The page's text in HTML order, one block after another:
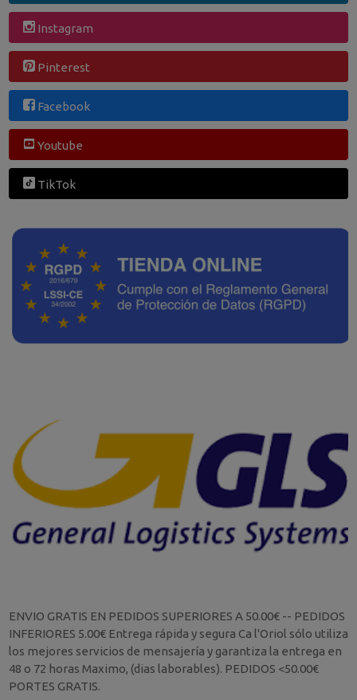
Instagram
Pinterest
Facebook
Youtube
TikTok
ENVIO GRATIS EN PEDIDOS SUPERIORES A 50.00€ -- PEDIDOS
INFERIORES 5.00€ Entrega rápida y segura Ca l'Oriol sólo utiliza
los mejores servicios de mensajería y garantiza la entrega en
48 o 72 horas Maximo, (dias laborables). PEDIDOS <50.00€
PORTES GRATIS.